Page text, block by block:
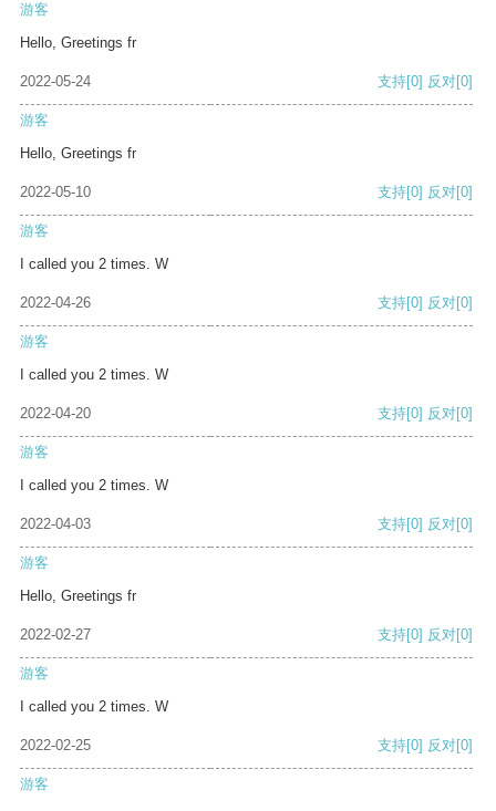
游客
Hello, Greetings fr
2022-05-24 支持[0] 反对[0]
游客
Hello, Greetings fr
2022-05-10 支持[0] 反对[0]
游客
I called you 2 times. W
2022-04-26 支持[0] 反对[0]
游客
I called you 2 times. W
2022-04-20 支持[0] 反对[0]
游客
I called you 2 times. W
2022-04-03 支持[0] 反对[0]
游客
Hello, Greetings fr
2022-02-27 支持[0] 反对[0]
游客
I called you 2 times. W
2022-02-25 支持[0] 反对[0]
游客